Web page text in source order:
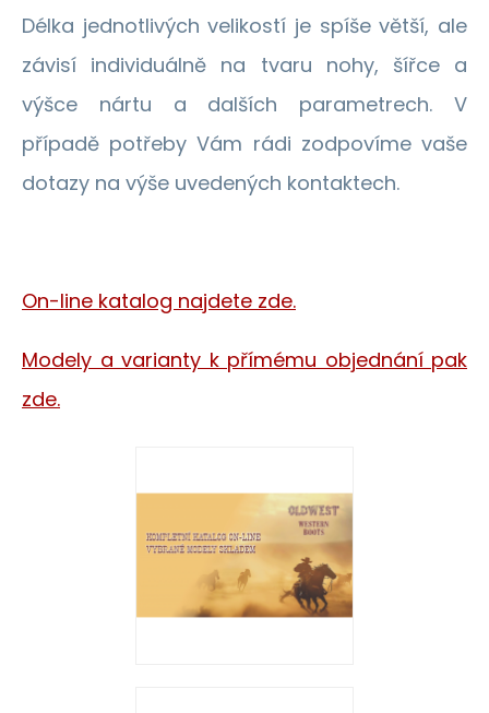
Délka jednotlivých velikostí je spíše větší, ale
závisí individuálně na tvaru nohy, šířce a
výšce nártu a dalších parametrech. V
případě potřeby Vám rádi zodpovíme vaše
dotazy na výše uvedených kontaktech.
On-line katalog najdete zde.
Modely a varianty k přímému objednání pak
zde.